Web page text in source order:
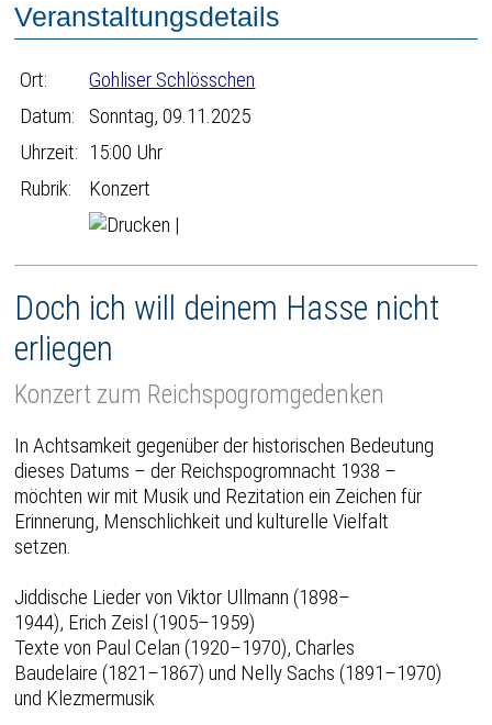
Veranstaltungsdetails
Ort:
Gohliser Schlösschen
Datum:
Sonntag, 09.11.2025
Uhrzeit: 15:00 Uhr
Rubrik:
Konzert
|
Doch ich will deinem Hasse nicht
erliegen
Konzert zum Reichspogromgedenken
In Achtsamkeit gegenüber der historischen Bedeutung
dieses Datums – der Reichspogromnacht 1938 –
möchten wir mit Musik und Rezitation ein Zeichen für
Erinnerung, Menschlichkeit und kulturelle Vielfalt
setzen.
Jiddische Lieder von Viktor Ullmann (1898–
1944), Erich Zeisl (1905–1959)
Texte von Paul Celan (1920–1970), Charles
Baudelaire (1821–1867) und Nelly Sachs (1891–1970)
und Klezmermusik